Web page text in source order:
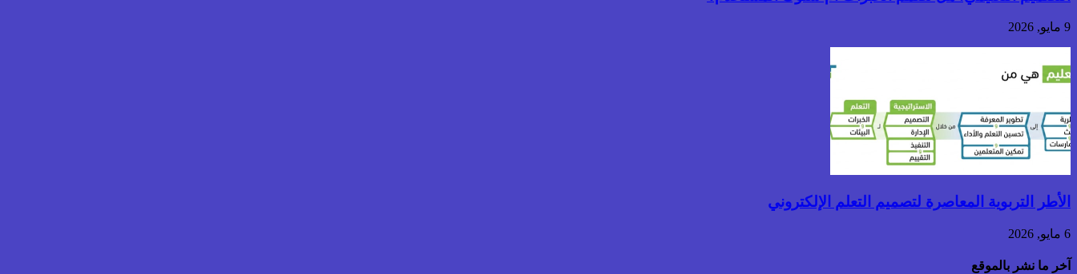
9 مايو, 2026
الأطر التربوية المعاصرة لتصميم التعلم الإلكتروني
6 مايو, 2026
آخر ما نشر بالموقع